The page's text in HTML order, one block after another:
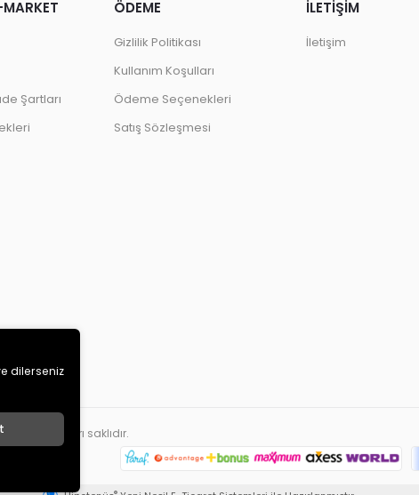
Şartları
ÖDEME
Gizlilik Politikası
Kullanım Koşulları
Ödeme Seçenekleri
Satış Sözleşmesi
İLETİŞİM
İletişim
. Tüm hakları saklıdır.
®
dilerseniz